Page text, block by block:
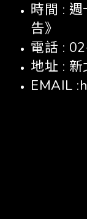
時間 :
告》
電話 :
地址 :
EMAIL